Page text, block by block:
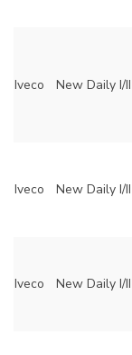
Iveco New Daily I/II
Iveco New Daily I/II
Iveco New Daily I/II